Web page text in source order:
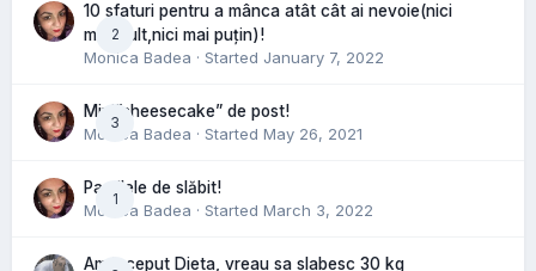
2
10 sfaturi pentru a mânca atât cât ai nevoie(nici
mai mult,nici mai puțin)!
Monica Badea · Started January 7, 2022
3
Mini”cheesecake” de post!
Monica Badea · Started May 26, 2021
1
Pastilele de slăbit!
Monica Badea · Started March 3, 2022
Am inceput Dieta, vreau sa slabesc 30 kg